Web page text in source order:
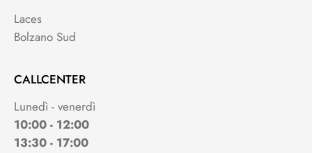
Laces
Bolzano Sud
CALLCENTER
Lunedì - venerdì
10:00 - 12:00
13:30 - 17:00